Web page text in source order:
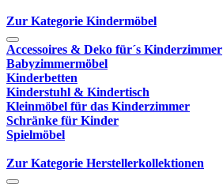
Zur Kategorie Kindermöbel
Accessoires & Deko für´s Kinderzimmer
Babyzimmermöbel
Kinderbetten
Kinderstuhl & Kindertisch
Kleinmöbel für das Kinderzimmer
Schränke für Kinder
Spielmöbel
Zur Kategorie Herstellerkollektionen